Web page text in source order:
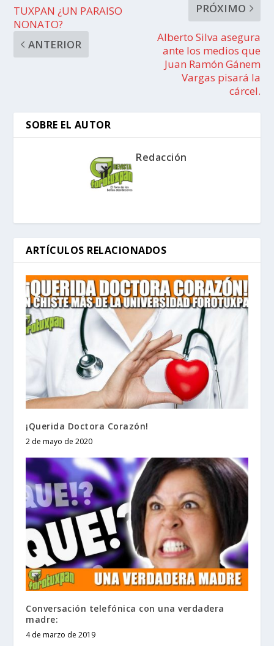
TUXPAN ¿UN PARAISO
NONATO?
ANTERIOR
PRÓXIMO
Alberto Silva asegura
ante los medios que
Juan Ramón Gánem
Vargas pisará la
cárcel.
SOBRE EL AUTOR
Redacción
ARTÍCULOS RELACIONADOS
¡Querida Doctora Corazón!
2 de mayo de 2020
Conversación telefónica con una verdadera
madre:
4 de marzo de 2019